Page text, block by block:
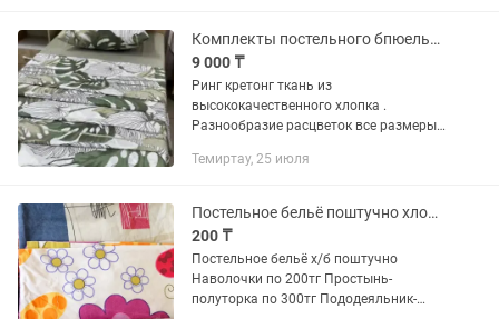
Комплекты постельного бпюелья 100% хлопок ринг кретон
9 000 ₸
Ринг кретонг ткань из
высококачественного хлопка .
Разнообразие расцветок все размеры
Темиртау, 25 июля
Постельное бельё поштучно хлопок б/у
200 ₸
Постельное бельё х/б поштучно
Наволочки по 200тг Простынь-
полуторка по 300тг Пододеяльник-